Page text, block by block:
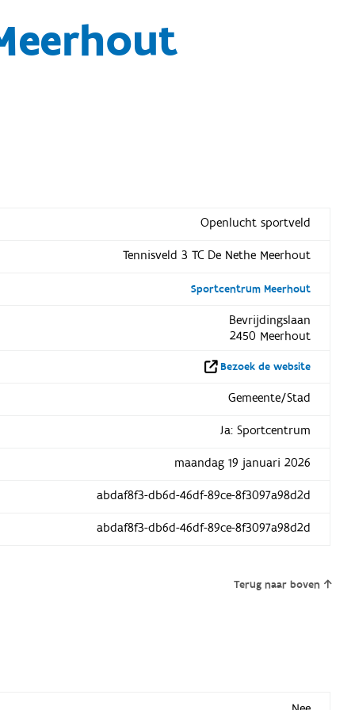
Openlucht sportveld
Tennisveld 3 TC De Nethe Meerhout
Sportcentrum Meerhout
Bevrijdingslaan
2450 Meerhout
Bezoek de website
Gemeente/Stad
Ja: Sportcentrum
maandag 19 januari 2026
abdaf8f3-db6d-46df-89ce-8f3097a98d2d
abdaf8f3-db6d-46df-89ce-8f3097a98d2d
Terug naar boven